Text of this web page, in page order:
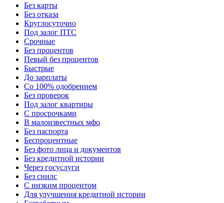
Без карты
Без отказа
Круглосуточно
Под залог ПТС
Срочные
Без процентов
Певый без процентов
Быстрые
До зарплаты
Со 100% одобрением
Без проверок
Под залог квартиры
С просрочками
В малоизвестных мфо
Без паспорта
Беспроцентные
Без фото лица и документов
Без кредитной истории
Через госуслуги
Без снилс
С низким процентом
Для улучшения кредитной истории